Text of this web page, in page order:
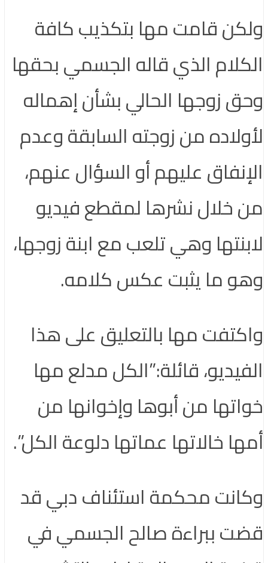
ولكن قامت مها بتكذيب كافة
الكلام الذي قاله الجسمي بحقها
وحق زوجها الحالي بشأن إهماله
لأولاده من زوجته السابقة وعدم
الإنفاق عليهم أو السؤال عنهم،
من خلال نشرها لمقطع فيديو
لابنتها وهي تلعب مع ابنة زوجها،
وهو ما يثبت عكس كلامه.
واكتفت مها بالتعليق على هذا
الفيديو، قائلة:”الكل مدلع مها
خواتها من أبوها وإخوانها من
أمها خالاتها عماتها دلوعة الكل”.
وكانت محكمة استئناف دبي قد
قضت ببراءة صالح الجسمي في